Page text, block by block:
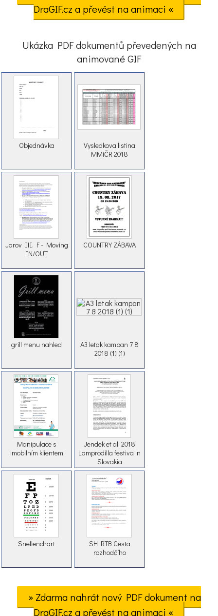
DraGIF.cz a převést na animaci «
Ukázka PDF dokumentů převedených na
animované GIF
Objednávka
Vysledkova listina
MMiČR 2018
Jarov III. F - Moving
IN/OUT
COUNTRY ZÁBAVA
grill menu nahled
A3 letak kampan 7 8
2018 (1) (1)
Manipulace s
imobilním klientem
Jendek et al. 2018
Lamprodilla festiva in
Slovakia
Snellenchart
SH RTB Cesta
rozhodčího
» Zdarma nahrát nový PDF dokument na
DraGIF.cz a převést na animaci «